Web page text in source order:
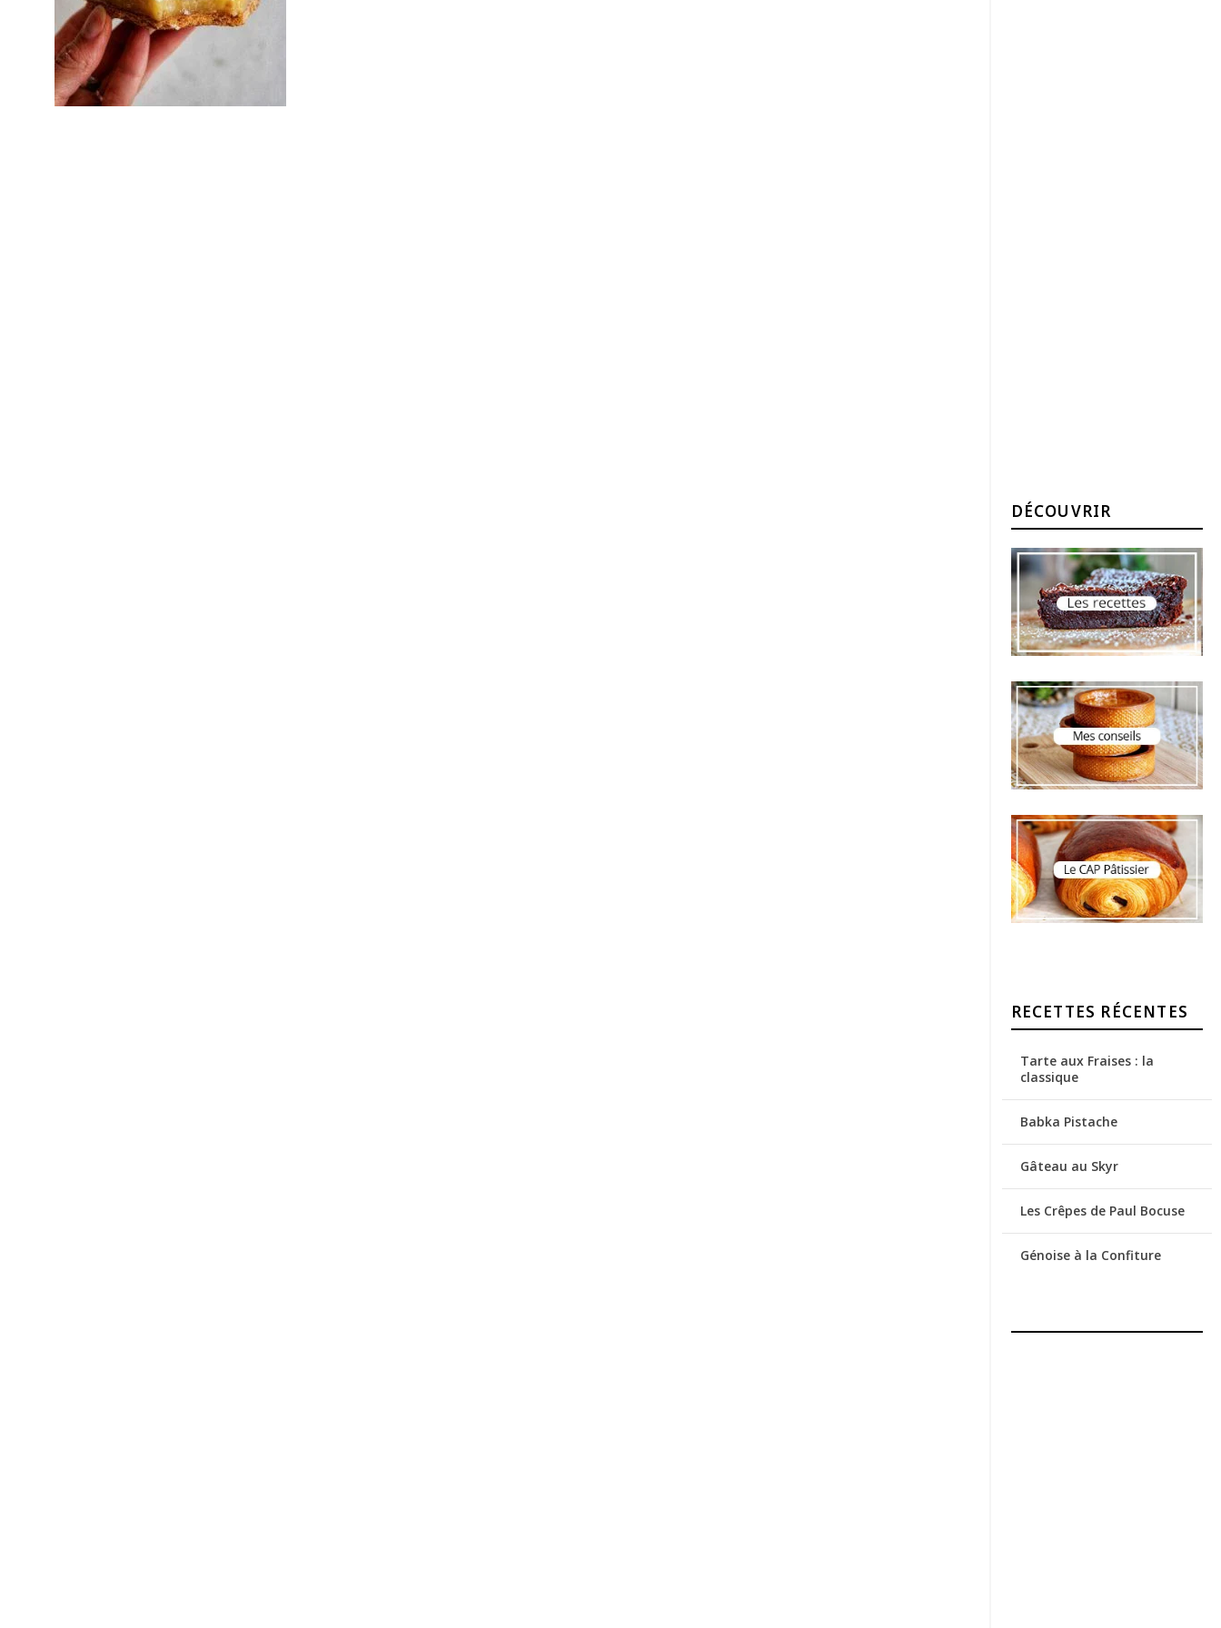
DÉCOUVRIR
RECETTES RÉCENTES
Tarte aux Fraises : la
classique
Babka Pistache
Gâteau au Skyr
Les Crêpes de Paul Bocuse
Génoise à la Confiture